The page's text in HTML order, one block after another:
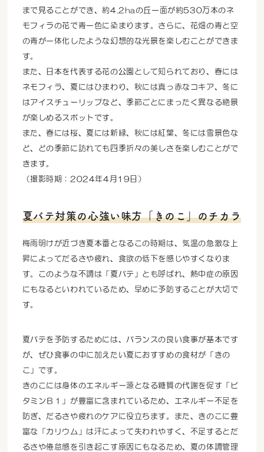
まで見ることができ、約4.2haの丘一面が約530万本のネ
モフィラの花で青一色に染まります。さらに、花畑の青と空
の青が一体化したような幻想的な光景を楽しむことができま
す。
また、日本を代表する花の公園として知られており、春には
ネモフィラ、夏にはひまわり、秋には真っ赤なコキア、冬に
はアイスチューリップなど、季節ごとにまったく異なる絶景
が楽しめるスポットです。
また、春には桜、夏には新緑、秋には紅葉、冬には雪景色な
ど、どの季節に訪れても四季折々の美しさを楽しむことがで
きます。
（撮影時期：2024年4月19日）
夏バテ対策の心強い味方「きのこ」のチカラ
梅雨明けが近づき夏本番となるこの時期は、気温の急激な上
昇によってだるさや疲れ、食欲の低下を感じやすくなりま
す。このような不調は「夏バテ」とも呼ばれ、熱中症の原因
にもなるといわれているため、早めに予防することが大切で
す。
夏バテを予防するためには、バランスの良い食事が基本です
が、ぜひ食事の中に加えたい夏におすすめの食材が「きの
こ」です。
きのこには身体のエネルギー源となる糖質の代謝を促す「ビ
タミンＢ１」が豊富に含まれているため、エネルギー不足を
防ぎ、だるさや疲れのケアに役立ちます。また、きのこに豊
富な「カリウム」は汗によって失われやすく、不足するとだ
るさや倦怠感を引き起こす原因にもなるため、夏の体調管理